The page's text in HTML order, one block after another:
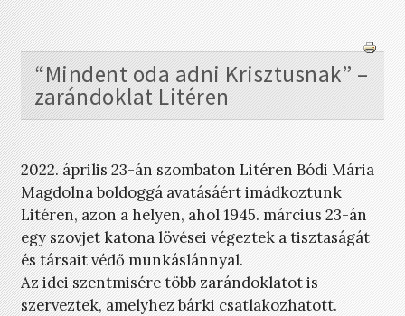
“Mindent oda adni Krisztusnak” –
zarándoklat Litéren
2022. április 23-án szombaton Litéren Bódi Mária
Magdolna boldoggá avatásáért imádkoztunk
Litéren, azon a helyen, ahol 1945. március 23-án
egy szovjet katona lövései végeztek a tisztaságát
és társait védő munkáslánnyal.
Az idei szentmisére több zarándoklatot is
szerveztek, amelyhez bárki csatlakozhatott.